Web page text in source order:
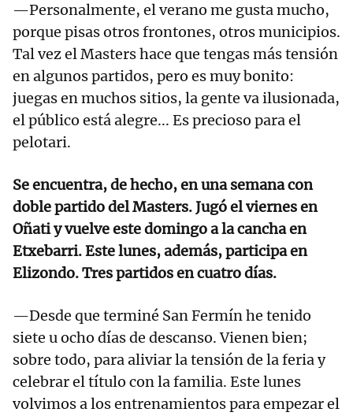
—Personalmente, el verano me gusta mucho,
porque pisas otros frontones, otros municipios.
Tal vez el Masters hace que tengas más tensión
en algunos partidos, pero es muy bonito:
juegas en muchos sitios, la gente va ilusionada,
el público está alegre... Es precioso para el
pelotari.
Se encuentra, de hecho, en una semana con
doble partido del Masters. Jugó el viernes en
Oñati y vuelve este domingo a la cancha en
Etxebarri. Este lunes, además, participa en
Elizondo. Tres partidos en cuatro días.
—Desde que terminé San Fermín he tenido
siete u ocho días de descanso. Vienen bien;
sobre todo, para aliviar la tensión de la feria y
celebrar el título con la familia. Este lunes
volvimos a los entrenamientos para empezar el